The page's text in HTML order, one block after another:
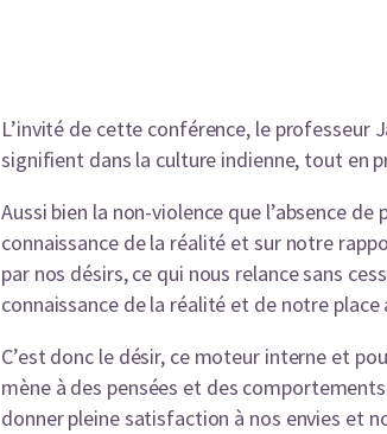
L’invité de cette conférence, le professeur
signifient dans la culture indienne, tout en
Aussi bien la non-violence que l’absence
connaissance de la réalité et sur notre
par nos désirs, ce qui nous relance sans
connaissance de la réalité et de notre
C’est donc le désir, ce moteur interne et
mène à des pensées et des
donner pleine satisfaction à nos envies et